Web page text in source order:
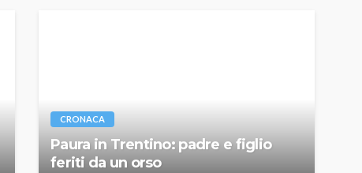
CRONACA
Paura in Trentino: padre e figlio
feriti da un orso